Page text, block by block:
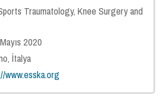
Traumatology, Knee Surgery and
2020
İtalya
www.esska.org